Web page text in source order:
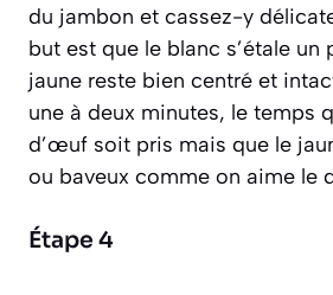
du jambon et cassez-y
but est que le blanc s’étale un
jaune reste bien centré et
une à deux minutes, le temps
d’œuf soit pris mais que le
ou baveux comme on aime le
Étape 4